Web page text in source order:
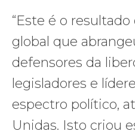
“Este é o
global que
defensores da
legisladores e
espectro político,
Unidas. Isto criou